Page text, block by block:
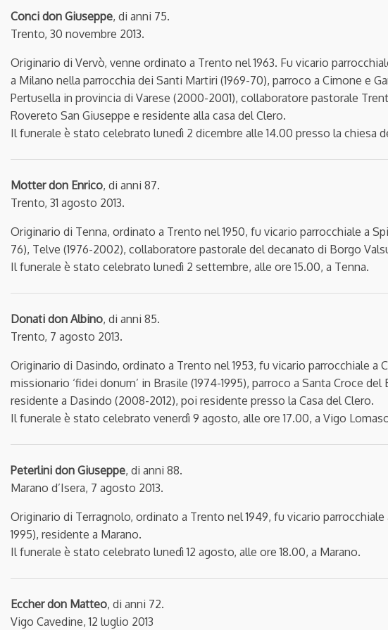
Conci don Giuseppe, di anni 75.
Trento, 30 novembre 2013.
Originario di Vervò, venne ordinato a Trento nel 1963. Fu vicario
a Milano nella parrocchia dei Santi Martiri (1969-70), parroco a Cimone e
Pertusella in provincia di Varese (2000-2001), collaboratore pastorale
Rovereto San Giuseppe e residente alla casa del Clero.
Il funerale è stato celebrato lunedì 2 dicembre alle 14.00 presso la chiesa
Motter don Enrico, di anni 87.
Trento, 31 agosto 2013.
Originario di Tenna, ordinato a Trento nel 1950, fu vicario parrocchiale a
76), Telve (1976-2002), collaboratore pastorale del decanato di Borgo
Il funerale è stato celebrato lunedì 2 settembre, alle ore 15.00, a Tenna.
Donati don Albino, di anni 85.
Trento, 7 agosto 2013.
Originario di Dasindo, ordinato a Trento nel 1953, fu vicario parrocchiale a
missionario ‘fidei donum’ in Brasile (1974-1995), parroco a Santa Croce
residente a Dasindo (2008-2012), poi residente presso la Casa del Clero.
Il funerale è stato celebrato venerdì 9 agosto, alle ore 17.00, a Vigo
Peterlini don Giuseppe, di anni 88.
Marano d’Isera, 7 agosto 2013.
Originario di Terragnolo, ordinato a Trento nel 1949, fu vicario parrocchiale
1995), residente a Marano.
Il funerale è stato celebrato lunedì 12 agosto, alle ore 18.00, a Marano.
Eccher don Matteo, di anni 72.
Vigo Cavedine, 12 luglio 2013